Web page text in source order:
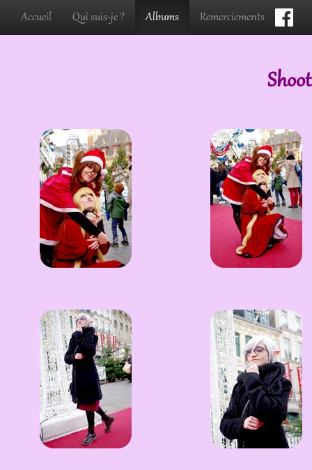
Accueil Qui suis-je ? Albums Remerciements